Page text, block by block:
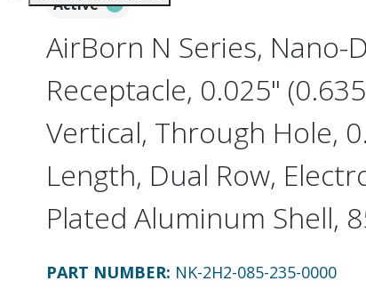
Active
AirBorn N Series, Nano-
Receptacle, 0.025"
Vertical, Through Hole,
Length, Dual Row,
Plated Aluminum Shell,
PART NUMBER: NK-2H2-085-235-0000